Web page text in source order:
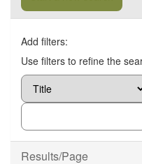
Add filters:
Use filters to refine the
Results/Page